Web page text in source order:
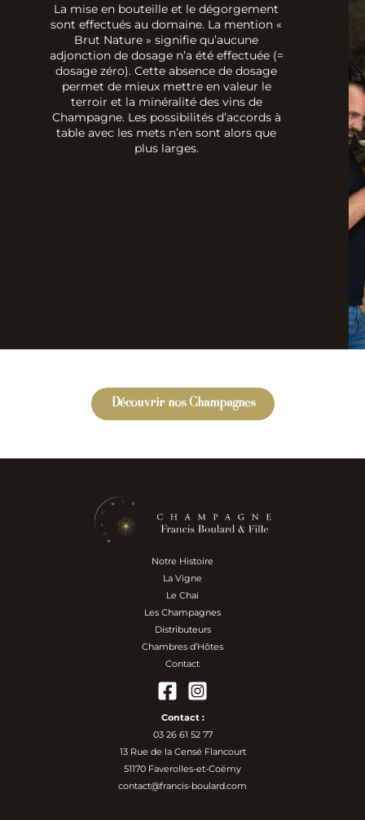
La mise en bouteille et le dégorgement
sont effectués au domaine. La mention «
Brut Nature » signifie qu’aucune
adjonction de dosage n’a été effectuée (=
dosage zéro). Cette absence de dosage
permet de mieux mettre en valeur le
terroir et la minéralité des vins de
Champagne. Les possibilités d’accords à
table avec les mets n’en sont alors que
plus larges.
Découvrir nos Champagnes
Notre Histoire
La Vigne
Le Chai
Les Champagnes
Distributeurs
Chambres d’Hôtes
Contact
Contact :
03 26 61 52 77
13 Rue de la Censé Flancourt
51170 Faverolles-et-Coëmy
contact@francis-boulard.com